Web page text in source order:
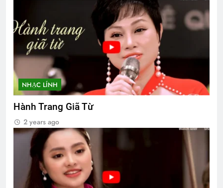
NHẠC LÍNH
Hành Trang Giã Từ
2 years ago